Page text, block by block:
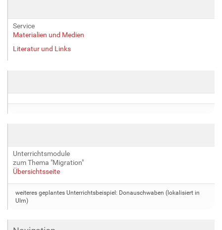
Service
Materialien und Medien
Literatur und Links
Unterrichtsmodule
zum Thema "Migration"
Übersichtsseite
weiteres geplantes Unterrichtsbeispiel: Donauschwaben (lokalisiert in
Ulm)